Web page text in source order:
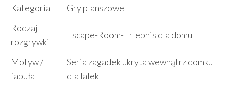
Kategoria
Gry planszowe
Rodzaj
rozgrywki
Escape-Room-Erlebnis dla domu
Motyw /
fabuła
Seria zagadek ukryta wewnątrz domku
dla lalek